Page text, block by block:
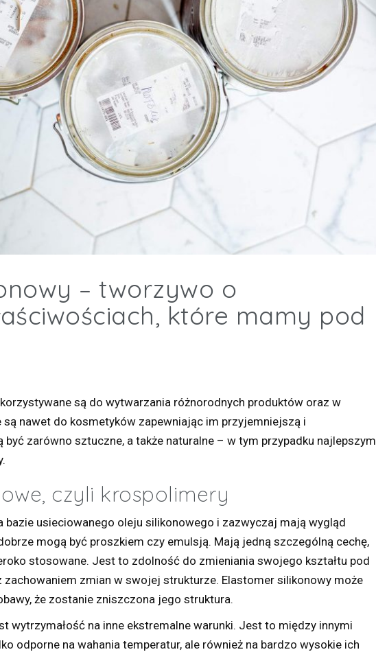
– tworzywo o
które mamy pod
są do wytwarzania różnorodnych produktów oraz w
są nawet do kosmetyków zapewniając im przyjemniejszą i
zarówno sztuczne, a także naturalne – w tym przypadku najlepszym
czyli krospolimery
bazie usieciowanego oleju silikonowego i zazwyczaj mają wygląd
mogą być proszkiem czy emulsją. Mają jedną szczególną cechę,
stosowane. Jest to zdolność do zmieniania swojego kształtu pod
zachowaniem zmian w swojej strukturze. Elastomer silikonowy może
że zostanie zniszczona jego struktura.
wytrzymałość na inne ekstremalne warunki. Jest to między innymi
odporne na wahania temperatur, ale również na bardzo wysokie ich